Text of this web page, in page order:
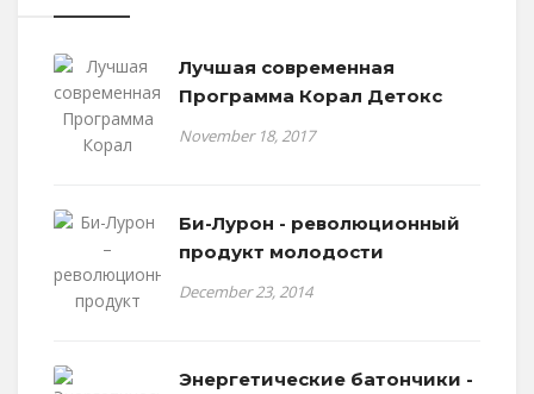
Лучшая современная
Программа Корал Детокс
November 18, 2017
Би-Лурон - революционный
продукт молодости
December 23, 2014
Энергетические батончики -